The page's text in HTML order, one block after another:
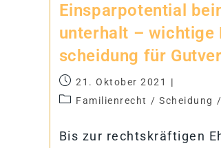
Ein­spar­po­ten­tial
un­ter­halt – wich­tige
schei­dung für
21. Oktober 2021
Familienrecht / Scheidung /
Bis zur rechtskräftigen